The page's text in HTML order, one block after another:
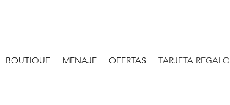
BOUTIQUE MENAJE OFERTAS TARJETA REGALO